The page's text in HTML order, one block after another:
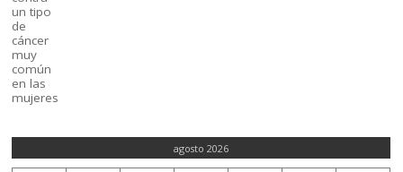
agosto 2026